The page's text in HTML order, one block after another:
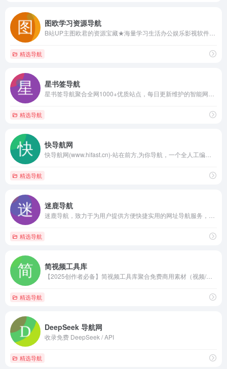
图欧学习资源导航
精选导航
星书签导航
精选导航
快导航网
精选导航
迷鹿导航
精选导航
简视频工具库
【2025创作者必备】简视频工具库聚合免费商用素材（视频/音乐/字体）、AI智能生成工具（文生视频/智能抠图）及多平台数据分析指南，日均服务10万+创作者，助您3分钟产出爆款短视频！
精选导航
DeepSeek 导航网
收录免费 DeepSeek / API
精选导航